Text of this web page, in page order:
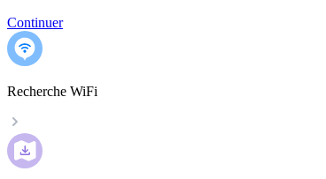
Continuer
Recherche WiFi